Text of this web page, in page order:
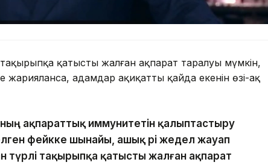
тақырыпқа қатысты жалған ақпарат таралуы мүмкін,
адамдар ақиқаттың қайда екенін өзі-ақ
ақпараттық иммунитетін қалыптастыру
фейкке шынайы, ашық әрі жедел жауап
түрлі тақырыпқа қатысты жалған ақпарат